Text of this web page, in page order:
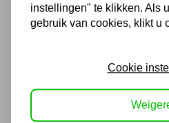
1.100,00
instellingen" te klikken. Als
gebruik van cookies, klikt u
Cookie